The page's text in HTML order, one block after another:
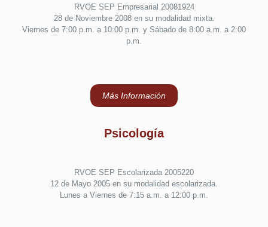
RVOE SEP Empresarial 20081924
28 de Noviembre 2008 en su modalidad mixta.
Viernes de 7:00 p.m. a 10:00 p.m. y Sábado de 8:00 a.m. a 2:00
p.m.
Más Información
Psicología
RVOE SEP Escolarizada 2005220
12 de Mayo 2005 en su modalidad escolarizada.
Lunes a Viernes de 7:15 a.m. a 12:00 p.m.